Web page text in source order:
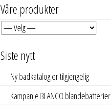
Våre produkter
Siste nytt
Ny badkatalog er tilgjengelig
Kampanje BLANCO blandebatterier